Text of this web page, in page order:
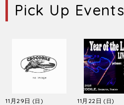
Pick Up Events
11月29日 (日)
11月22日(日)